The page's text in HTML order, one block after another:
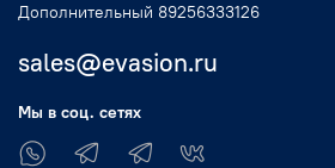
Дополнительный 89256333126
sales@evasion.ru
Мы в соц. сетях